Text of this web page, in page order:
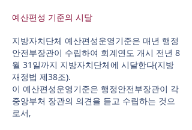
예산편성 기준의 시달
지방자치단체 예산편성운영기준은 매년 행정
안전부장관이 수립하여 회계연도 개시 전년 8
월 31일까지 지방자치단체에 시달한다(지방
재정법 제38조).
이 예산편성운영기준은 행정안전부장관이 각
중앙부처 장관의 의견을 듣고 수립하는 것으
로서,